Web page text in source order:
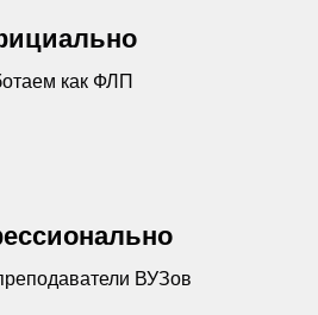
как ФЛП
ВУЗов